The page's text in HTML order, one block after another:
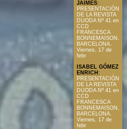
JAIMES:
PRESENTACIÓN
DE LA REVISTA
DUODA Nº 41 en
CCD
FRANCESCA
BONNEMAISON,
BARCELONA.
Viernes, 17 de
febr
ISABEL GÓMEZ
ENRICH :
PRESENTACIÓN
DE LA REVISTA
DUODA Nº 41 en
CCD
FRANCESCA
BONNEMAISON,
BARCELONA.
Viernes, 17 de
febr